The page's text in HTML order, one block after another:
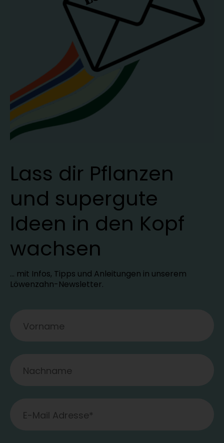
Lass dir Pflanzen
und supergute
Ideen in den Kopf
wachsen
… mit Infos, Tipps und Anleitungen in unserem
Löwenzahn-Newsletter.